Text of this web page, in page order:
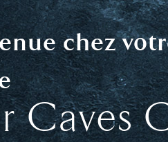
chez
Caves